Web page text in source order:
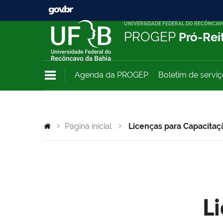
UNIVERSIDADE FEDERAL DO
PROGEP Pró-
Agenda da PROGEP Boletim de
Página inicial Licenças para